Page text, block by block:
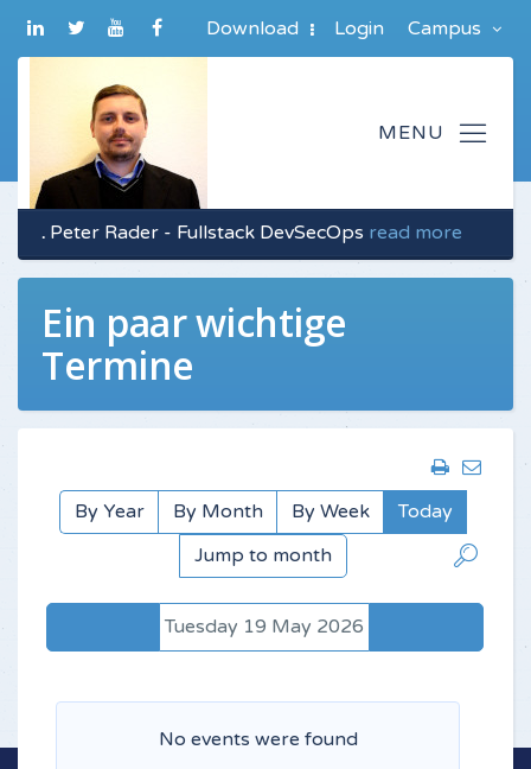
Campus
Download Login
. Peter Rader - Fullstack DevSecOps read more
Ein paar wichtige
Termine
By Year By Month By Week
Today
Jump to month
Tuesday 19 May 2026
No events were found